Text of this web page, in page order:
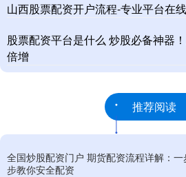
山西股票配资开户流程-专业平台在
股票配资平台是什么 炒股必备神器
倍增
推荐阅读
全国炒股配资门户 期货配资流程详解：一
步教你安全配资